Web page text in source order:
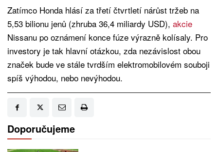
Zatímco Honda hlásí za třetí čtvrtletí nárůst tržeb na
5,53 bilionu jenů (zhruba 36,4 miliardy USD), akcie
Nissanu po oznámení konce fúze výrazně kolísaly. Pro
investory je tak hlavní otázkou, zda nezávislost obou
značek bude ve stále tvrdším elektromobilovém souboji
spíš výhodou, nebo nevýhodou.
Doporučujeme